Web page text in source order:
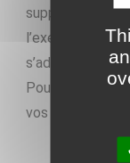
suppression des
l’exercice de
s’adresser aux
Pour en savoir
vos droits ».